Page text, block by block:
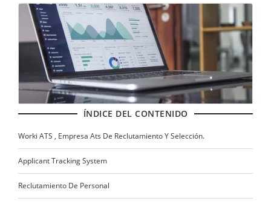
ÍNDICE DEL CONTENIDO
Worki ATS , Empresa Ats De Reclutamiento Y Selección.
Applicant Tracking System
Reclutamiento De Personal